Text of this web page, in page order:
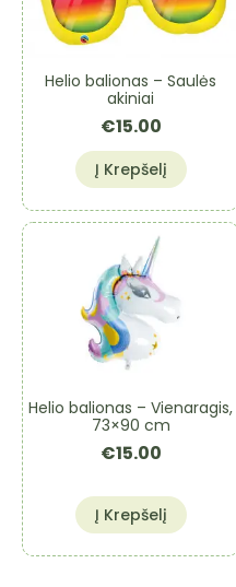
Helio balionas – Saulės
akiniai
€15.00
Į Krepšelį
Helio balionas – Vienaragis,
73×90 cm
€15.00
Į Krepšelį